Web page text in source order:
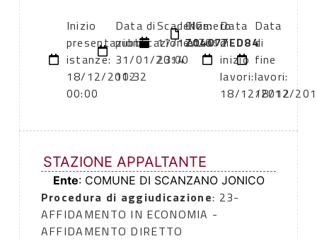
Inizio
presentazione
istanze:
18/12/2012
00:00
Data di
pubblicazione:
31/01/2014
10:32
Scadenza:
17/12/2012
23:00
Numero
atto:
CIG:
Z04077ED84
Data
di
inizio
lavori:
18/12/2012
Data
di
fine
lavori:
18/12/
STAZIONE APPALTANTE
Ente: COMUNE DI SCANZANO JONICO
Procedura di aggiudicazione: 23-
AFFIDAMENTO IN ECONOMIA -
AFFIDAMENTO DIRETTO